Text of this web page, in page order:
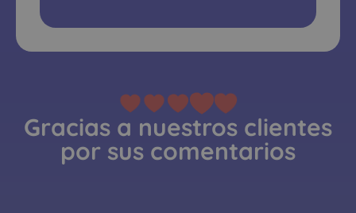
Gracias a nuestros clientes
por sus comentarios